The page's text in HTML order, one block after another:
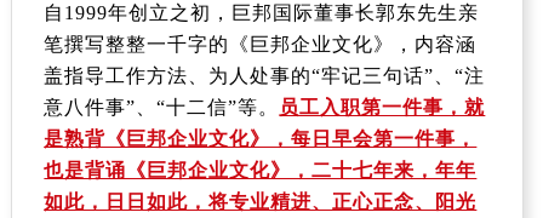
自 1999年创立之初，巨邦国际董事长郭东先生亲
笔撰写整整一千字的《巨邦企业文化》，内容涵
盖指导工作方法、为人处事的“牢记三句话”、“注
意八件事”、“十二信”等。
员工入职第一件事，就
是熟背《巨邦企业文化》，每日早会第一件事，
也是背诵《巨邦企业文化》，二十七年来，年年
如此，日日如此，将专业精进、正心正念、阳光